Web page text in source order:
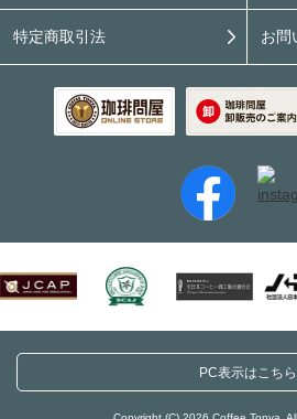
特定商取引法 お問
PC表示はこちら